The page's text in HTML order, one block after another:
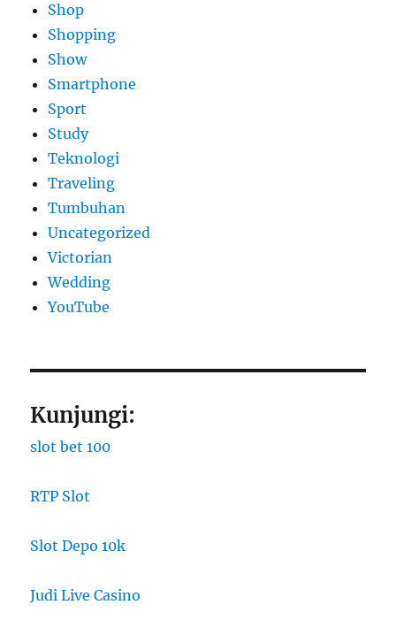
Shop
Shopping
Show
Smartphone
Sport
Study
Teknologi
Traveling
Tumbuhan
Uncategorized
Victorian
Wedding
YouTube
Kunjungi:
slot bet 100
RTP Slot
Slot Depo 10k
Judi Live Casino